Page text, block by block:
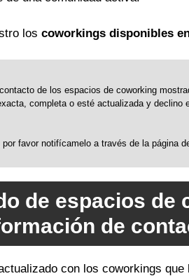
los coworkings disponibles
de los espacios de coworking
completa o esté actualizada y
favor notifícamelo a través de la página
de espacios de
de
con los coworkings que